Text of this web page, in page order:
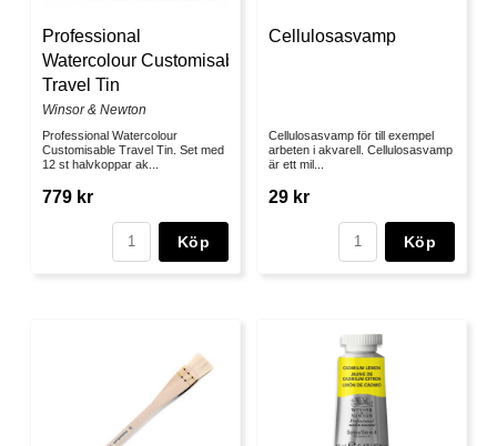
Professional
Watercolour Customisable
Travel Tin
Winsor & Newton
Professional Watercolour
Customisable Travel Tin. Set med
12 st halvkoppar ak...
779 kr
Köp
Cellulosasvamp
Cellulosasvamp för till exempel
arbeten i akvarell. Cellulosasvamp
är ett mil...
29 kr
Köp